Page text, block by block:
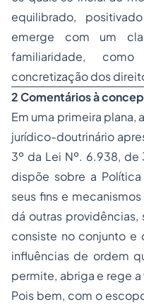
equilibrado,
emerge com um
familiaridade,
concretização dos
2 Comentários à
Em uma primeira plana,
jurídico-doutrinário
3º da Lei Nº. 6.938, de
dispõe sobre a
seus fins e
dá outras
consiste no conjunto e
influências de ordem
permite, abriga e rege a
Pois bem, com o